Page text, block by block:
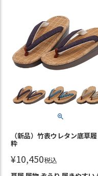
（新品）竹表ウレタン底草
粋
¥10,450税込